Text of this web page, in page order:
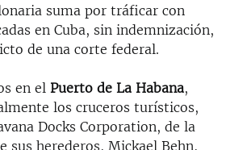
suma por tráficar con
en Cuba, sin indemnización,
de una corte federal.
en el Puerto de La Habana,
los cruceros turísticos,
Docks Corporation, de la
sus herederos, Mickael Behn,